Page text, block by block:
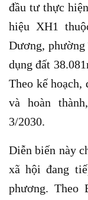
đầu tư thực
hiệu XH1
Dương,
dụng đất
Theo kế hoạch,
và hoàn
3/2030.
Diễn biến này
xã hội đang
phương. Theo